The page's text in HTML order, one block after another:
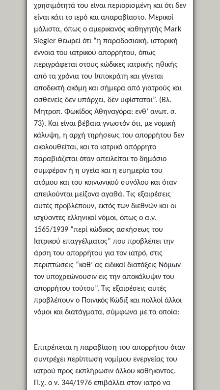
χρησιμότητά του είναι περιορισμένη και ότι δεν
είναι κάτι το ιερό και απαραβίαστο. Μερικοί
μάλιστα, όπως ο αμερικανός καθηγητής Mark
Siegler θεωρεί ότι “η παραδοσιακή, ιστορική
έννοια του ιατρικού απορρήτου, όπως
περιγράφεται στους κώδικες ιατρικής ηθικής
από τα χρόνια του Ιπποκράτη και γίνεται
αποδεκτή ακόμη και σήμερα από γιατρούς και
ασθενείς δεν υπάρχει, δεν υφίσταται”. (Βλ.
Μητροπ. Φωκίδος Αθηναγόρα: ενθ’ ανωτ. σ.
73). Και είναι βέβαια γνωστόν ότι, με νομική
κάλυψη, η αρχή τηρήσεως του απορρήτου δεν
ακολουθείται, και το ιατρικό απόρρητο
παραβιάζεται όταν απειλείται το δημόσιο
συμφέρον ή η υγεία και η ευημερία του
ατόμου και του κοινωνικού συνόλου και όταν
απειλούνται μείζονα αγαθά. Τις εξαιρέσεις
αυτές προβλέπουν, εκτός των διεθνών και οι
ισχύοντες ελληνικοί νόμοι, όπως ο α.ν.
1565/1939 “περί κώδικος ασκήσεως του
Ιατρικού επαγγέλματος” που προβλέπει την
άρση του απορρήτου για τον ιατρό, στις
περιπτώσεις “καθ’ ας ειδικαί διατάξεις Νόμων
τον υποχρεώνουσιν εις την αποκάλυψιν του
απορρήτου τούτου”. Τις εξαιρέσεις αυτές
προβλέπουν ο Ποινικός Κώδιξ και πολλοί άλλοι
νόμοι και διατάγματα, σύμφωνα με τα οποία:
Επιτρέπεται η παραβίαση του απορρήτου όταν
συντρέχει περίπτωση νομίμου ενεργείας του
ιατρού προς εκπλήρωσιν άλλου καθήκοντος.
Π.χ. ο ν. 344/1976 επιβάλλει στον ιατρό να